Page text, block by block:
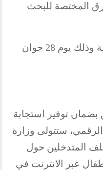
المختصة للبحث
– ورشة خاصة بمناقشة الدليل التكويني للمختصين في مجال العدالة وذلك يوم 28 جوان
توفير استجابة
ستتولى وزارة
على مختلف المتدخلين حول
عبر الانترنت في